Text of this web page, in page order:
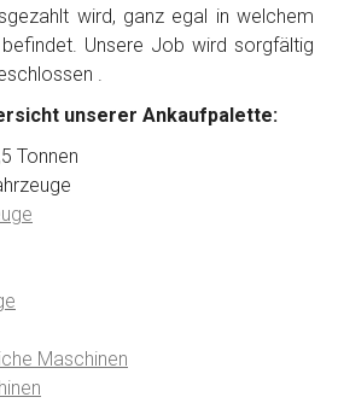
wird, ganz egal in welchem
Unsere Job wird sorgfältig
.
unserer Ankaufpalette:
Tonnen
Maschinen